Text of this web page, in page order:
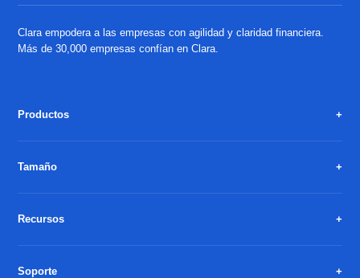
Clara empodera a las empresas con agilidad y claridad financiera.
Más de 30,000 empresas confían en Clara.
Productos
Tamaño
Recursos
Soporte